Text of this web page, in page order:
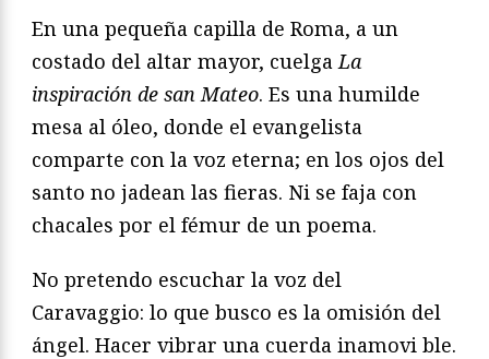
En una pequeña capilla de Roma, a un
costado del altar mayor, cuelga La
inspiración de san Mateo. Es una humilde
mesa al óleo, donde el evangelista
comparte con la voz eterna; en los ojos del
santo no jadean las fieras. Ni se faja con
chacales por el fémur de un poema.
No pretendo escuchar la voz del
Caravaggio: lo que busco es la omisión del
ángel. Hacer vibrar una cuerda inamovi ble.